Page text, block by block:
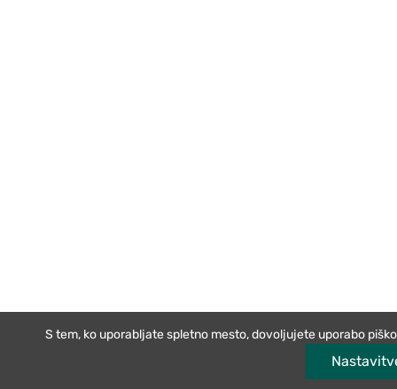
S tem, ko uporabljate spletno mesto, dovoljujete uporabo